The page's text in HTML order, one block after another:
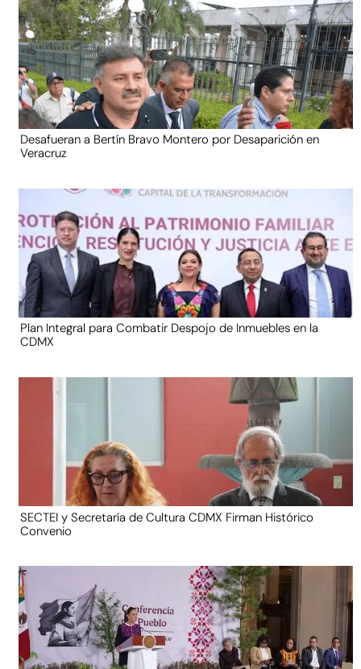
Desafueran a Bertín Bravo Montero por Desaparición en
Veracruz
Plan Integral para Combatir Despojo de Inmuebles en la
CDMX
SECTEI y Secretaría de Cultura CDMX Firman Histórico
Convenio